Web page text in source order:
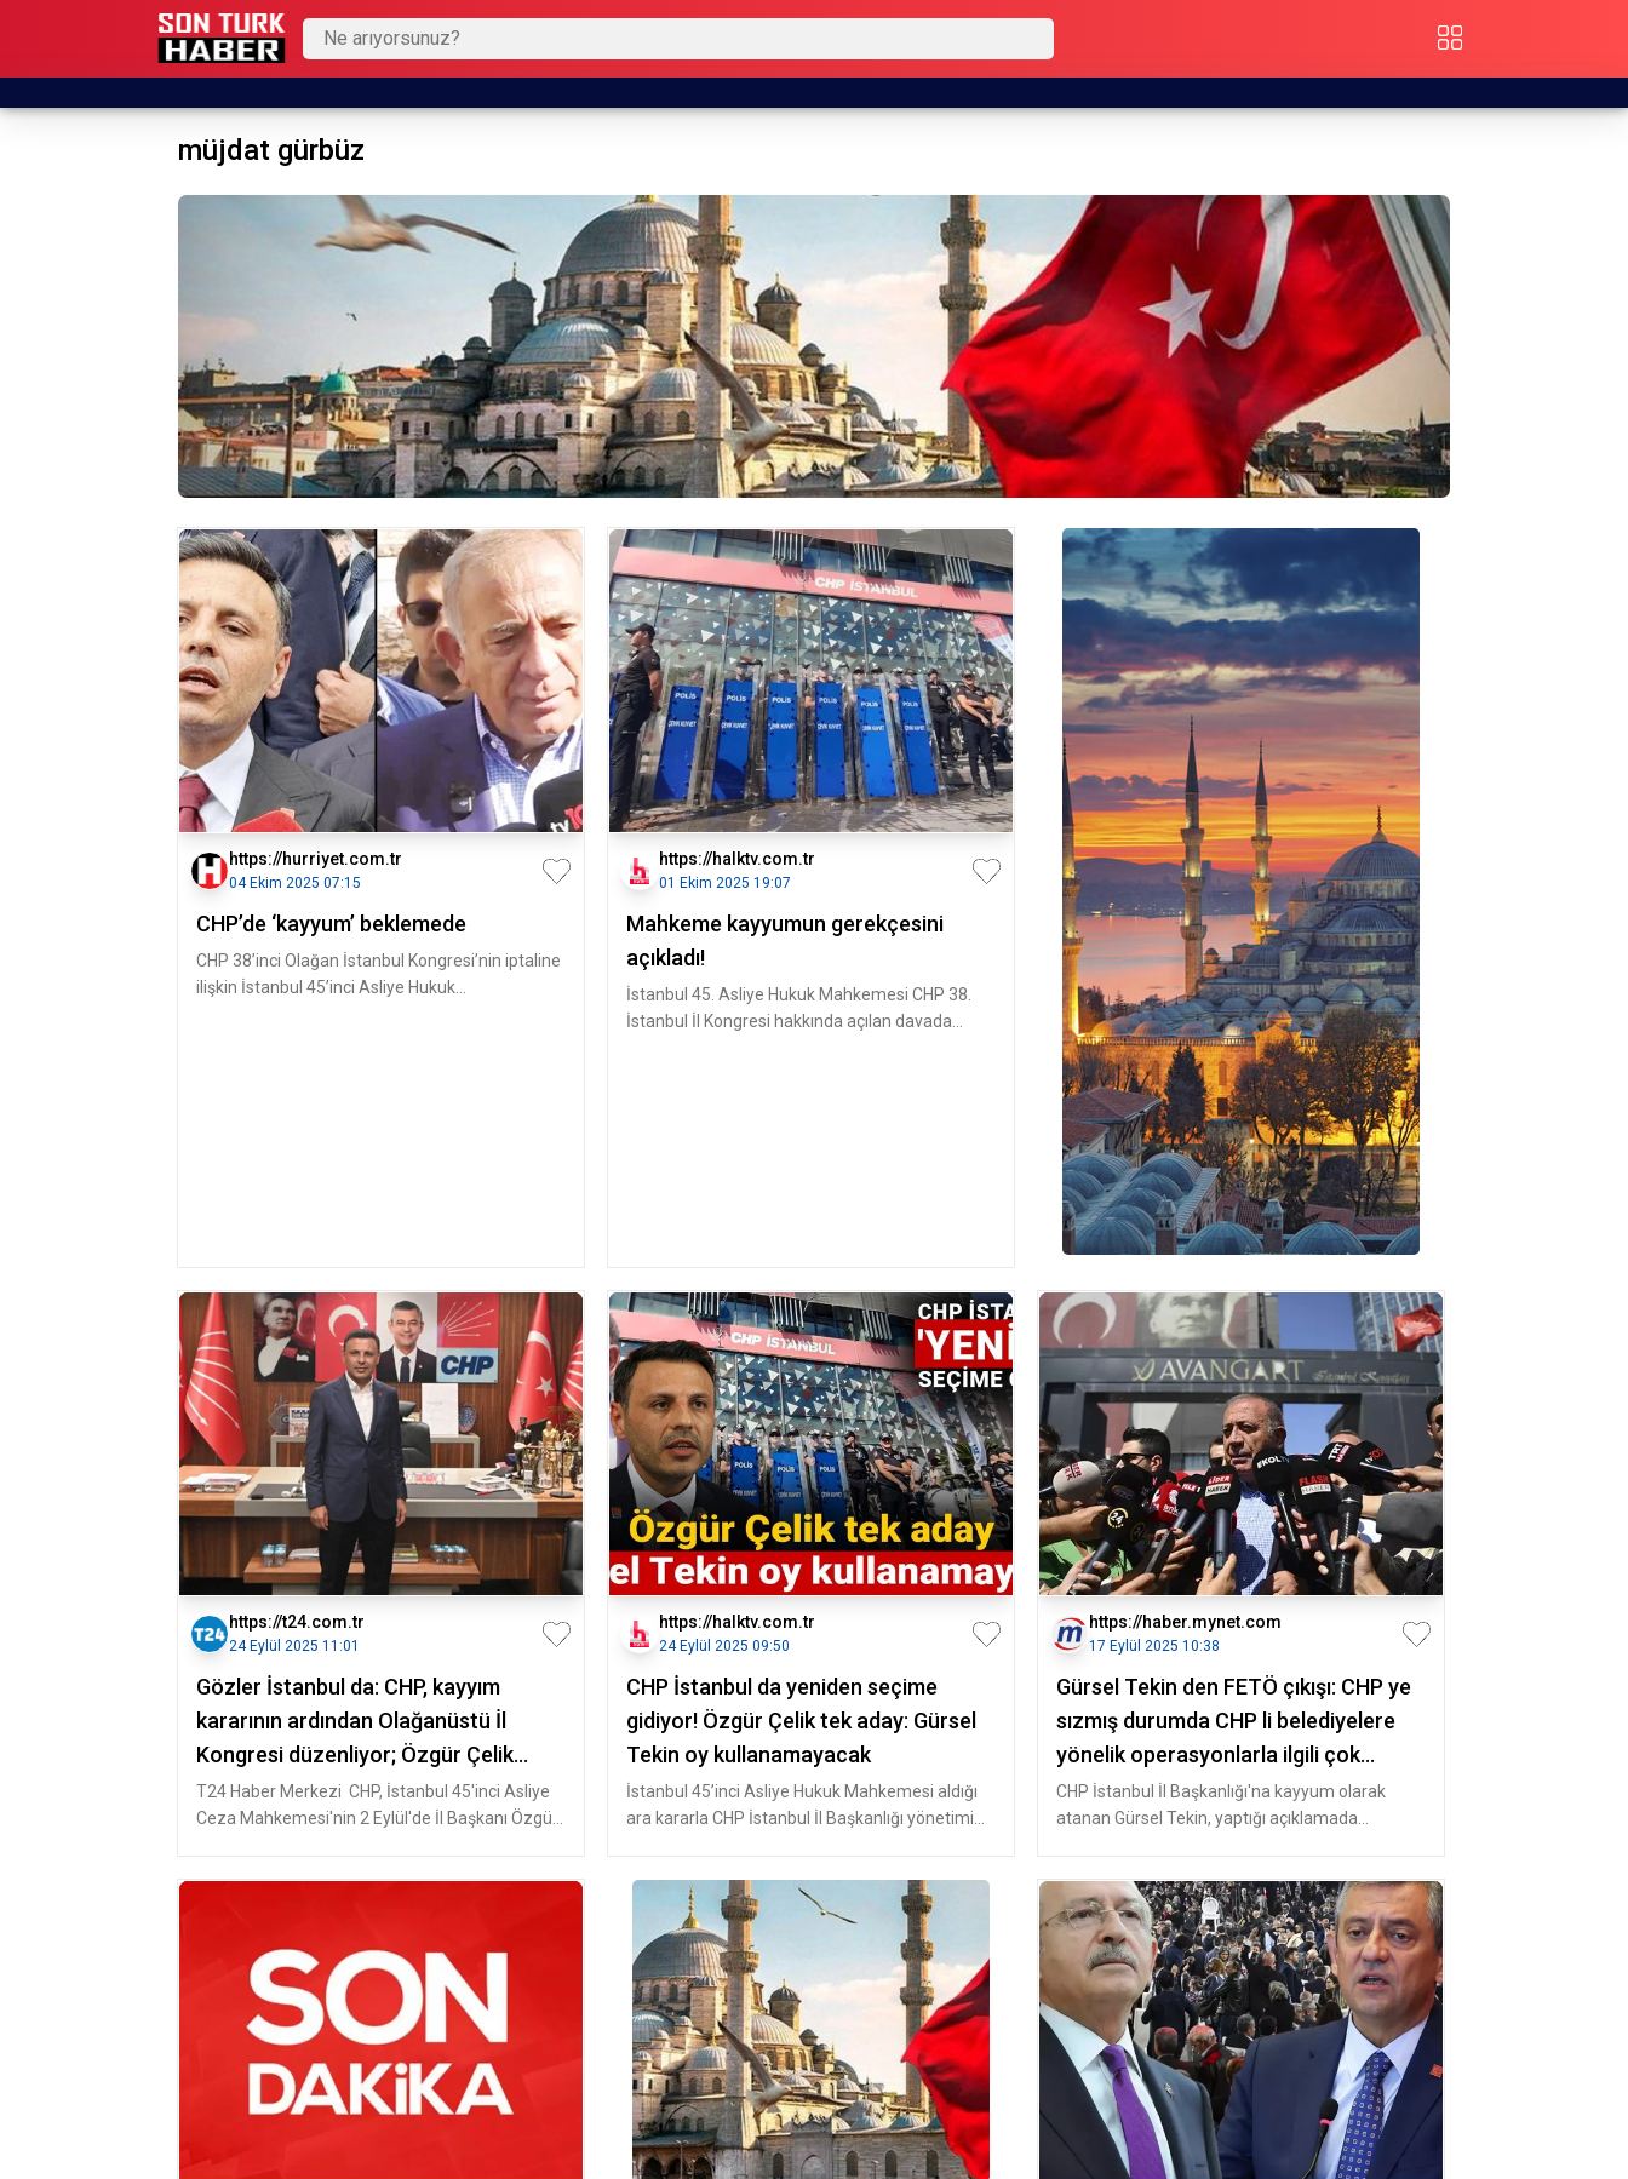
müjdat gürbüz
https://hurriyet.com.tr
04 Ekim 2025 07:15
CHP’de ‘kayyum’ beklemede
CHP 38’inci Olağan İstanbul Kongresi’nin iptaline
ilişkin İstanbul 45’inci Asliye Hukuk
https://halktv.com.tr
01 Ekim 2025 19:07
Mahkeme kayyumun gerekçesini
açıkladı!
İstanbul 45. Asliye Hukuk Mahkemesi CHP 38.
İstanbul İl Kongresi hakkında açılan davada
https://t24.com.tr
24 Eylül 2025 11:01
Gözler İstanbul da: CHP, kayyım
kararının ardından Olağanüstü İl
Kongresi düzenliyor; Özgür Çelik
yeniden aday oldu
T24 Haber Merkezi CHP, İstanbul 45'inci Asliye
Ceza Mahkemesi'nin 2 Eylül'de İl Başkanı Özgür
https://halktv.com.tr
24 Eylül 2025 09:50
CHP İstanbul da yeniden seçime
gidiyor! Özgür Çelik tek aday: Gürsel
Tekin oy kullanamayacak
İstanbul 45’inci Asliye Hukuk Mahkemesi aldığı
ara kararla CHP İstanbul İl Başkanlığı yönetimi
https://haber.mynet.com
17 Eylül 2025 10:38
Gürsel Tekin den FETÖ çıkışı: CHP ye
sızmış durumda CHP li belediyelere
yönelik operasyonlarla ilgili çok
konuşulacak sözler
CHP İstanbul İl Başkanlığı'na kayyum olarak
atanan Gürsel Tekin, yaptığı açıklamada